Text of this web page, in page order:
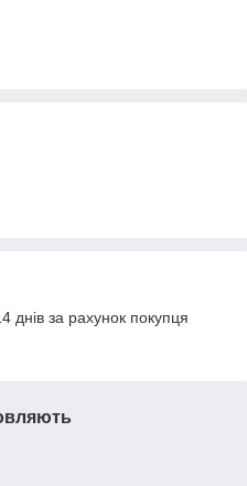
днів за рахунок покупця